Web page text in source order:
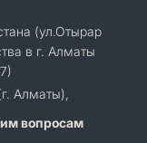
(ул.Отырар
в г. Алматы
Алматы),
вопросам